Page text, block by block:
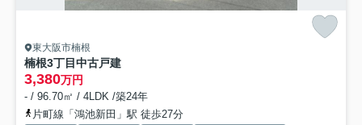
東大阪市楠根
楠根3丁目中古戸建
3,380万円
- / 96.70㎡ / 4LDK /築24年
片町線「鴻池新田」駅 徒歩27分